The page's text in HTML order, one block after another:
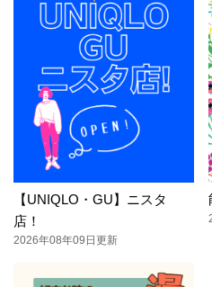
【UNIQLO・GU】ニスタ
店！
2026年08年09日更新